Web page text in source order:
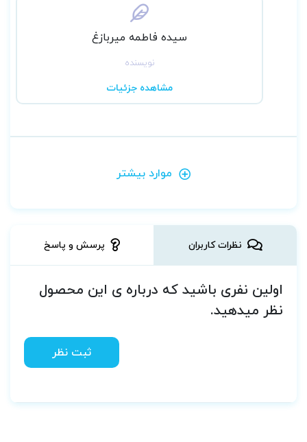
سیده فاطمه میربازغ
نویسنده
مشاهده جزئیات
موارد بیشتر
نظرات کاربران پرسش و پاسخ
اولین نفری باشید که درباره ی این محصول
نظر میدهید.
ثبت نظر